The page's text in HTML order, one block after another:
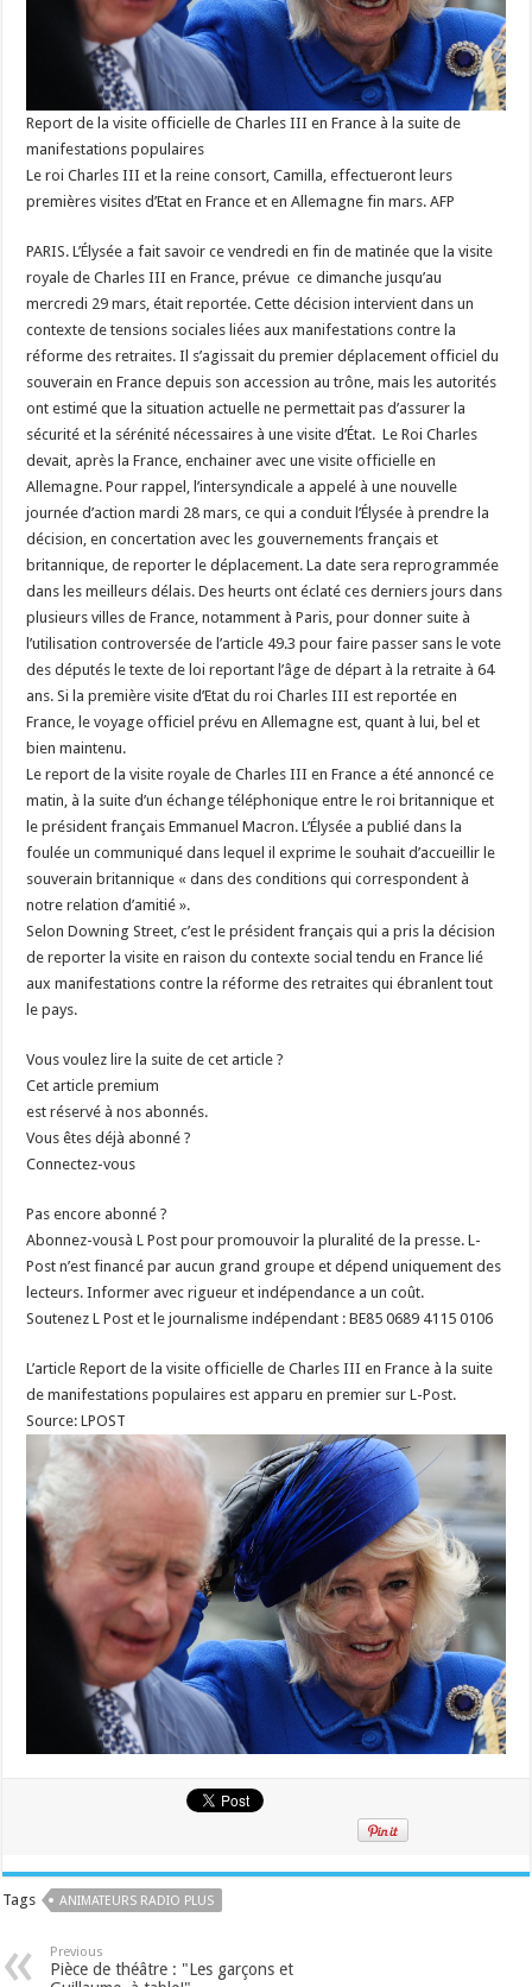
Report de la visite officielle de Charles III en France à la suite de
manifestations populaires
Le roi Charles III et la reine consort, Camilla, effectueront leurs
premières visites d’Etat en France et en Allemagne fin mars. AFP
PARIS. L’Élysée a fait savoir ce vendredi en fin de matinée que la visite
royale de Charles III en France, prévue ce dimanche jusqu’au
mercredi 29 mars, était reportée. Cette décision intervient dans un
contexte de tensions sociales liées aux manifestations contre la
réforme des retraites. Il s’agissait du premier déplacement officiel du
souverain en France depuis son accession au trône, mais les autorités
ont estimé que la situation actuelle ne permettait pas d’assurer la
sécurité et la sérénité nécessaires à une visite d’État. Le Roi Charles
devait, après la France, enchainer avec une visite officielle en
Allemagne. Pour rappel, l’intersyndicale a appelé à une nouvelle
journée d’action mardi 28 mars, ce qui a conduit l’Élysée à prendre la
décision, en concertation avec les gouvernements français et
britannique, de reporter le déplacement. La date sera reprogrammée
dans les meilleurs délais. Des heurts ont éclaté ces derniers jours dans
plusieurs villes de France, notamment à Paris, pour donner suite à
l’utilisation controversée de l’article 49.3 pour faire passer sans le vote
des députés le texte de loi reportant l’âge de départ à la retraite à 64
ans. Si la première visite d’Etat du roi Charles III est reportée en
France, le voyage officiel prévu en Allemagne est, quant à lui, bel et
bien maintenu.
Le report de la visite royale de Charles III en France a été annoncé ce
matin, à la suite d’un échange téléphonique entre le roi britannique et
le président français Emmanuel Macron. L’Élysée a publié dans la
foulée un communiqué dans lequel il exprime le souhait d’accueillir le
souverain britannique « dans des conditions qui correspondent à
notre relation d’amitié ».
Selon Downing Street, c’est le président français qui a pris la décision
de reporter la visite en raison du contexte social tendu en France lié
aux manifestations contre la réforme des retraites qui ébranlent tout
le pays.
Vous voulez lire la suite de cet article ?
Cet article premium
est réservé à nos abonnés.
Vous êtes déjà abonné ?
Connectez-vous
Pas encore abonné ?
Abonnez-vousà L Post pour promouvoir la pluralité de la presse. L-
Post n’est financé par aucun grand groupe et dépend uniquement des
lecteurs. Informer avec rigueur et indépendance a un coût.
Soutenez L Post et le journalisme indépendant : BE85 0689 4115 0106
L’article Report de la visite officielle de Charles III en France à la suite
de manifestations populaires est apparu en premier sur L-Post.
Source: LPOST
Tags ANIMATEURS RADIO PLUS
Previous
Pièce de théâtre : "Les garçons et